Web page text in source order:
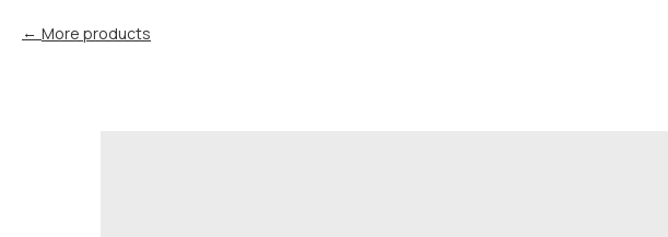
More products